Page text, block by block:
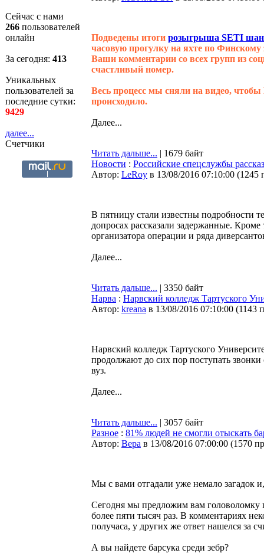
Сейчас с нами
266 пользователей
онлайн
За сегодня: 413
Уникальных
пользователей за
последние сутки:
9429
далее...
Счетчики
Подведены итоги розыгрыша SETI
часовую прогулку на яхте по
Ваши комментарии со всех групп из
счастливый номер.
Весь процесс мы сняли на видео,
происходило.
Далее...
Читать дальше... | 1679 байт
Новости : Российские спецслужбы
Автор: LeRoy в 13/08/2016 07:10:00 (1245
В пятницу стали известны подробности
допросах рассказали задержанные.
организатора операции и ряда
Далее...
Читать дальше... | 3350 байт
Нарва : Нарвский колледж Тартуского
Автор: kreana в 13/08/2016 07:10:00 (1143
Нарвский колледж Тартуского
продолжают до сих пор поступать
вуз.
Далее...
Читать дальше... | 3057 байт
Разное : 81% людей не смогли отыскать
Автор: Bepa в 13/08/2016 07:00:00 (1570
Мы с вами отгадали уже немало загадок
Сегодня мы предложим вам головоломку
более пяти тысяч раз. В комментариях
получаса, у других же ответ нашелся за
А вы найдете барсука среди зебр?